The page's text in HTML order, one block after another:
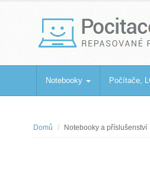
Repasované počítače a notebooky
Notebooky Počítače,
Domů Notebooky a příslušenství